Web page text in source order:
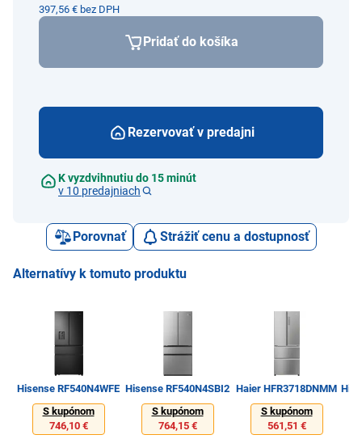
397,56 € bez DPH
Pridať do košíka
Rezervovať v predajni
K vyzdvihnutiu do 15 minút
v 10 predajniach
Porovnať Strážiť cenu a dostupnosť
Alternatívy k tomuto produktu
Hisense RF540N4WFE
S kupónom
746,10 €
Hisense RF540N4SBI2
S kupónom
764,15 €
Haier HFR3718DNMM
S kupónom
561,51 €